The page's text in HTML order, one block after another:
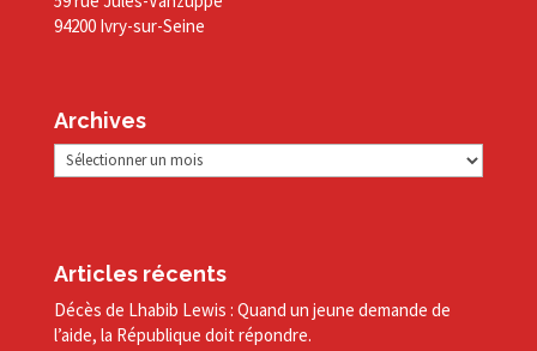
94200 Ivry-sur-Seine
Archives
Archives
Articles récents
Décès de Lhabib Lewis : Quand un jeune demande de
l’aide, la République doit répondre.